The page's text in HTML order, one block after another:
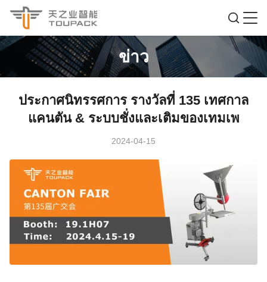
ข่าว
ประกาศนิทรรศการ รางวัลที่ 135 เทศกาล
แคนตัน & ระบบชั่งและเติมของเทมเพ
2024-04-15